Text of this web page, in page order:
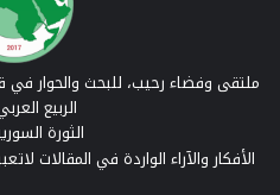
ملتقى وفضاء رحيب، للبحث والحوار في
الربيع
الثورة
الأفكار والآراء الواردة في المقالات